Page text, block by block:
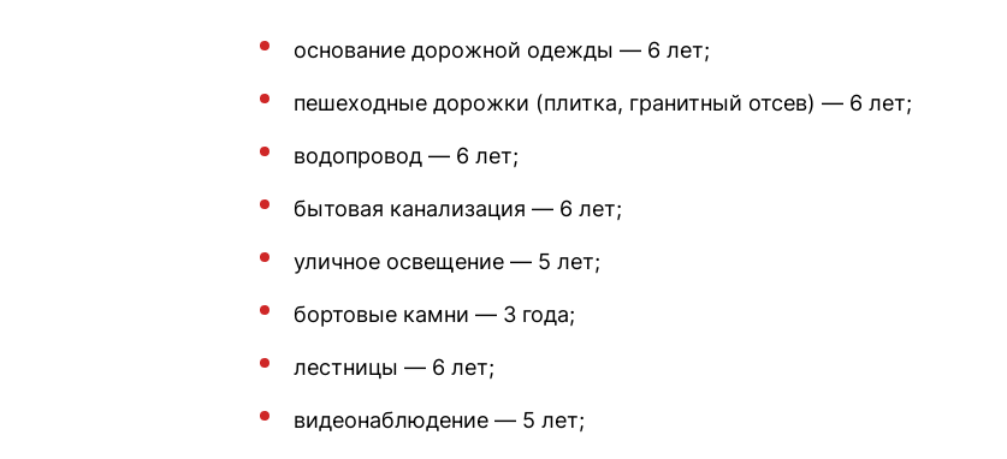
основание дорожной одежды — 6 лет;
пешеходные дорожки (плитка, гранитный отсев) — 6 лет;
водопровод — 6 лет;
бытовая канализация — 6 лет;
уличное освещение — 5 лет;
бортовые камни — 3 года;
лестницы — 6 лет;
видеонаблюдение — 5 лет;